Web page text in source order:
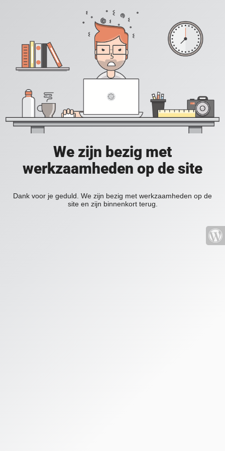
We zijn bezig met
werkzaamheden op de site
Dank voor je geduld. We zijn bezig met werkzaamheden op de
site en zijn binnenkort terug.